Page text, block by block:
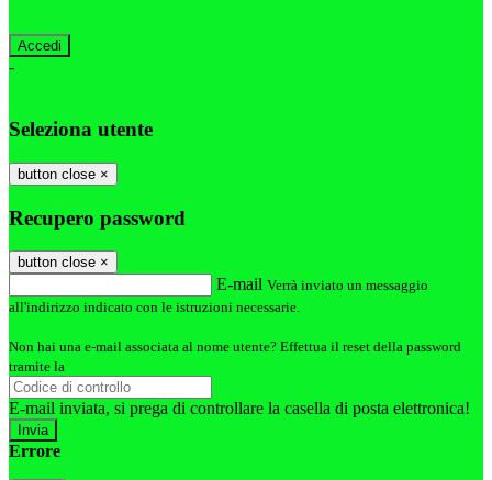
-
Seleziona utente
button close ×
Recupero password
button close ×
E-mail Verrà inviato un messaggio
all'indirizzo indicato con le istruzioni necessarie.
Non hai una e-mail associata al nome utente? Effettua il reset della password
tramite la
E-mail inviata, si prega di controllare la casella di posta elettronica!
Errore